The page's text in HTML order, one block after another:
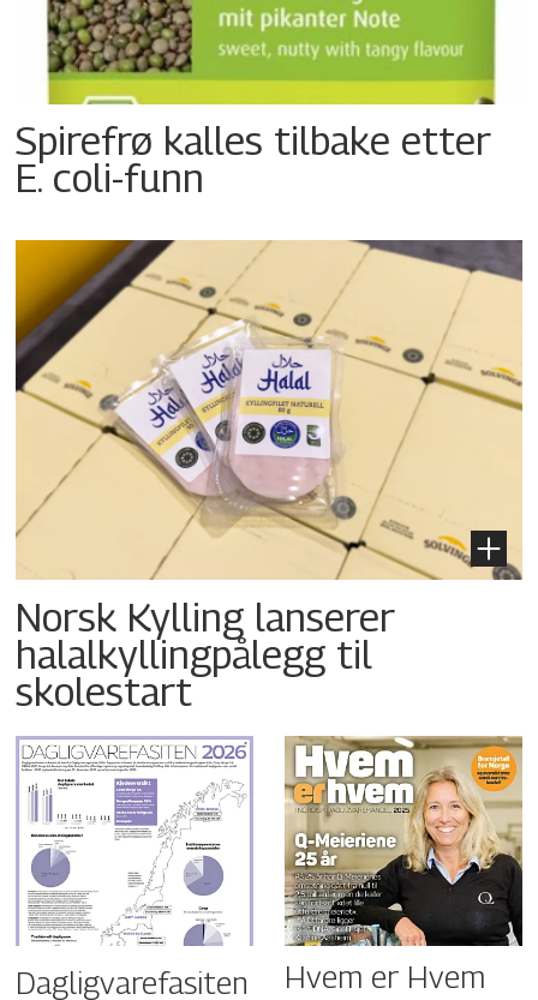
Spirefrø kalles tilbake etter
E. coli-funn
Norsk Kylling lanserer
halalkyllingpålegg til
skolestart
Dagligvarefasiten Hvem er Hvem